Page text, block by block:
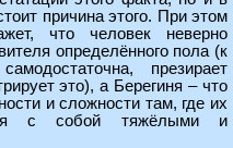
причина этого. При этом
что человек неверно
определённого пола (к
презирает
это), а Берегиня – что
и сложности там, где их
с собой тяжёлыми и